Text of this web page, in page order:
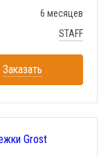
6 месяцев
STAFF
Заказать